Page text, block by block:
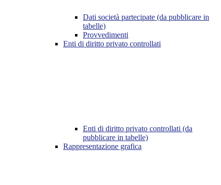
Dati società partecipate (da pubblicare in
tabelle)
Provvedimenti
Enti di diritto privato controllati
Enti di diritto privato controllati (da
pubblicare in tabelle)
Rappresentazione grafica